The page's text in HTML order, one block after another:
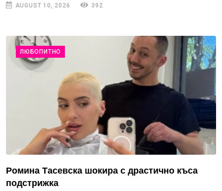
AUGUST 10, 2026 392
ЛЮБОПИТНО
Ромина Тасевска шокира с драстично къса
подстрижка